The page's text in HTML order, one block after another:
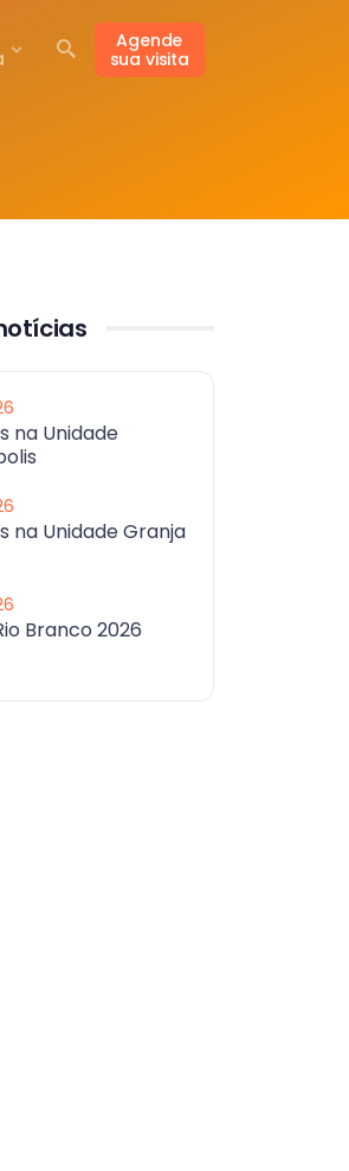
Agende
sua visita
na Unidade
na Unidade Granja
Branco 2026